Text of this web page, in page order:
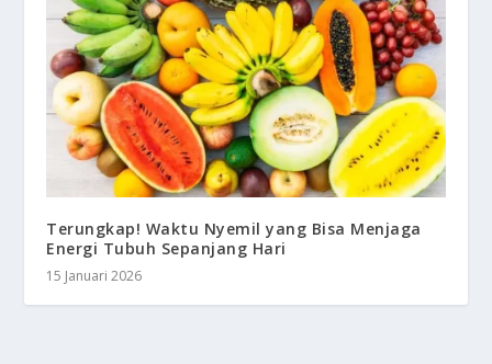
Terungkap! Waktu Nyemil yang Bisa Menjaga
Energi Tubuh Sepanjang Hari
15 Januari 2026